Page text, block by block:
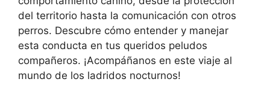
del territorio hasta la comunicación con otros
perros. Descubre cómo entender y manejar
esta conducta en tus queridos peludos
compañeros. ¡Acompáñanos en este viaje al
mundo de los ladridos nocturnos!